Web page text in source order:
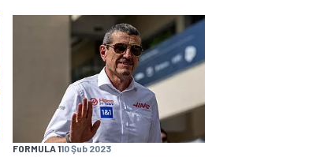
FORMULA 110 Şub 2023